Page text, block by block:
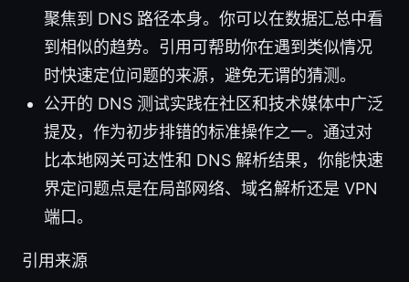
聚焦到 DNS 路径本身。你可以在数据汇总中看
到相似的趋势。引用可帮助你在遇到类似情况
时快速定位问题的来源，避免无谓的猜测。
公开的 DNS 测试实践在社区和技术媒体中广泛
提及，作为初步排错的标准操作之一。通过对
比本地网关可达性和 DNS 解析结果，你能快速
界定问题点是在局部网络、域名解析还是 VPN
端口。
引用来源